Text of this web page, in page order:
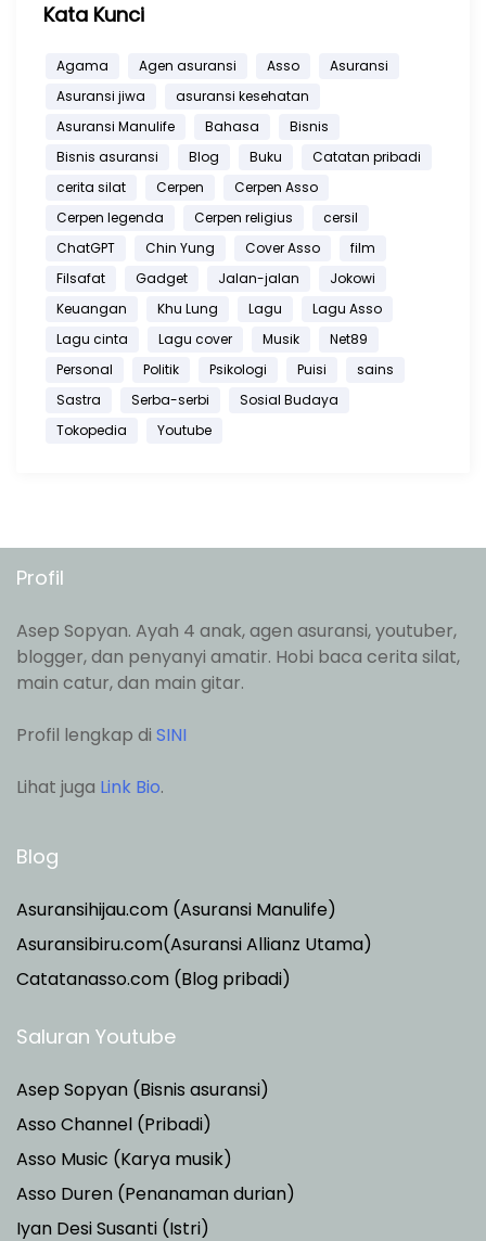
Kata Kunci
Agama Agen asuransi Asso
Asuransi
Asuransi jiwa
asuransi kesehatan
Asuransi Manulife
Bahasa
Bisnis
Bisnis asuransi
Blog Buku
Catatan pribadi
cerita silat
Cerpen
Cerpen Asso
Cerpen legenda
Cerpen religius
cersil
ChatGPT
Chin Yung Cover Asso
film
Filsafat
Gadget Jalan-jalan
Jokowi
Keuangan
Khu Lung Lagu
Lagu Asso
Lagu cinta
Lagu cover Musik
Net89
Personal
Politik Psikologi Puisi
sains
Sastra
Serba-serbi
Sosial Budaya
Tokopedia
Youtube
Profil
Asep Sopyan. Ayah 4 anak, agen asuransi, youtuber,
blogger, dan penyanyi amatir. Hobi baca cerita silat,
main catur, dan main gitar.
Profil lengkap di SINI
Lihat juga Link Bio.
Blog
Asuransihijau.com (Asuransi Manulife)
Asuransibiru.com(Asuransi Allianz Utama)
Catatanasso.com (Blog pribadi)
Saluran Youtube
Asep Sopyan (Bisnis asuransi)
Asso Channel (Pribadi)
Asso Music (Karya musik)
Asso Duren (Penanaman durian)
Iyan Desi Susanti (Istri)